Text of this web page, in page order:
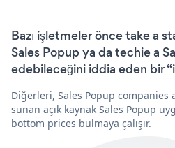
Bazı işletmeler önce take a
Sales Popup ya da techie a
edebileceğini iddia eden bir
Diğerleri, Sales Popup
sunan açık kaynak Sales Popup
bottom prices bulmaya çalışır.